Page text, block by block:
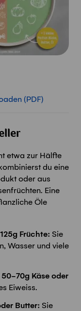
(PDF)
etwa zur Hälfte
du eine
oder aus
Eine
Öle
Früchte: Sie
Wasser und viele
50-70g Käse oder
Eiweiss.
Butter: Sie